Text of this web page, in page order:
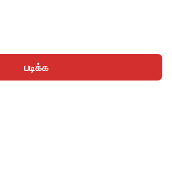
படிக்க
எழுத கட்டுரைகள் உள்நுழைக